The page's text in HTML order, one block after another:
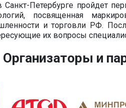
Санкт-Петербурге пройдет
посвященная
и торговли РФ.
их вопросы
Организаторы и